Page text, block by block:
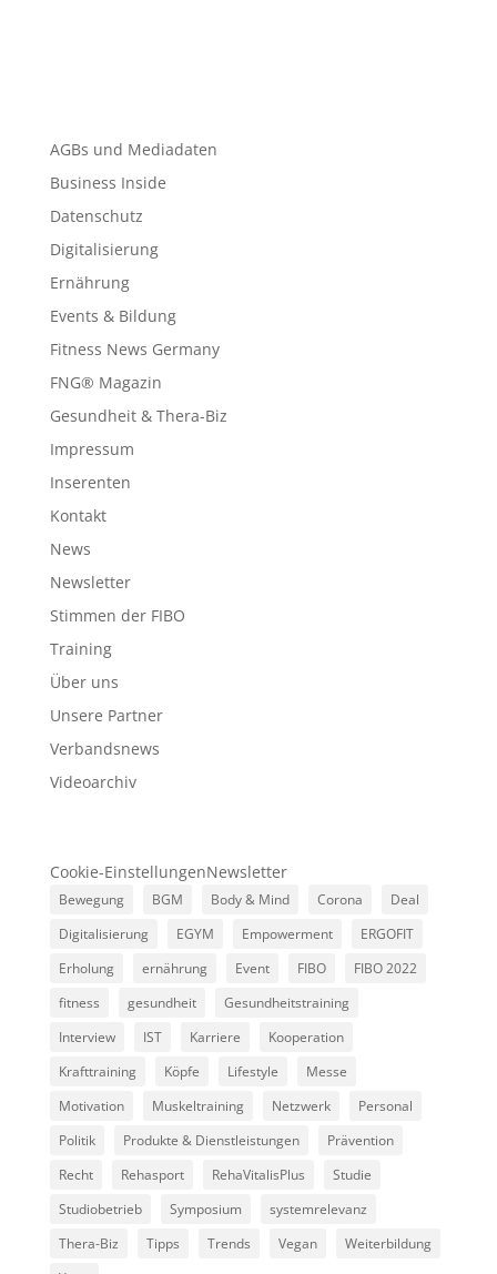
AGBs und Mediadaten
Business Inside
Datenschutz
Digitalisierung
Ernährung
Events & Bildung
Fitness News Germany
FNG® Magazin
Gesundheit & Thera-Biz
Impressum
Inserenten
Kontakt
News
Newsletter
Stimmen der FIBO
Training
Über uns
Unsere Partner
Verbandsnews
Videoarchiv
Cookie-EinstellungenNewsletter
Bewegung BGM Body & Mind Corona
Deal
Digitalisierung
EGYM Empowerment
ERGOFIT
Erholung
ernährung Event FIBO
FIBO 2022
fitness
gesundheit
Gesundheitstraining
Interview
IST Karriere
Kooperation
Krafttraining
Köpfe Lifestyle
Messe
Motivation
Muskeltraining Netzwerk
Personal
Politik
Produkte & Dienstleistungen
Prävention
Recht
Rehasport RehaVitalisPlus
Studie
Studiobetrieb
Symposium
systemrelevanz
Thera-Biz
Tipps Trends Vegan
Weiterbildung